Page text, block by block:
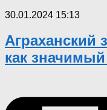
30.01.2024 15:13
Аграханский
как